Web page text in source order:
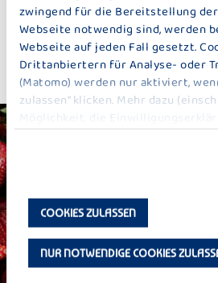
zwingend für die Bereitstellung
Webseite notwendig sind, werden
Webseite auf jeden Fall gesetzt.
Drittanbiertern für Analyse- oder
(Matomo) werden nur aktiviert,
zulassen" klicken. Mehr dazu
Möglichkeit, die
erfahren Sie in unserer
COOKIES ZULASSEN
NUR NOTWENDIGE COOKIES
digitalen Welt auch durch diverse Social
bauer.natur Instagram-Kanal verstärkt.
Die neuen Produkte sind ab sofort in allen
Bauer lädt alle Genießer dazu ein, den
einzelnen Köstlichkeit zu entdecken.